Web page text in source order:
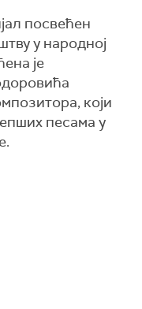
посвећен
у народној
је
који
песама у